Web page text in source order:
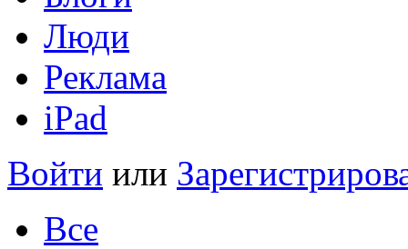
Люди
Реклама
iPad
Войти или
Все